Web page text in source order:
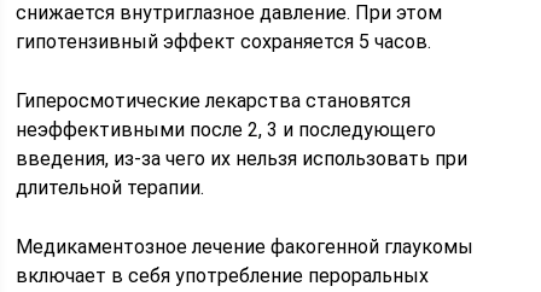
снижается внутриглазное давление. При этом
гипотензивный эффект сохраняется 5 часов.
Гиперосмотические лекарства становятся
неэффективными после 2, 3 и последующего
введения, из-за чего их нельзя использовать при
длительной терапии.
Медикаментозное лечение факогенной глаукомы
включает в себя употребление пероральных